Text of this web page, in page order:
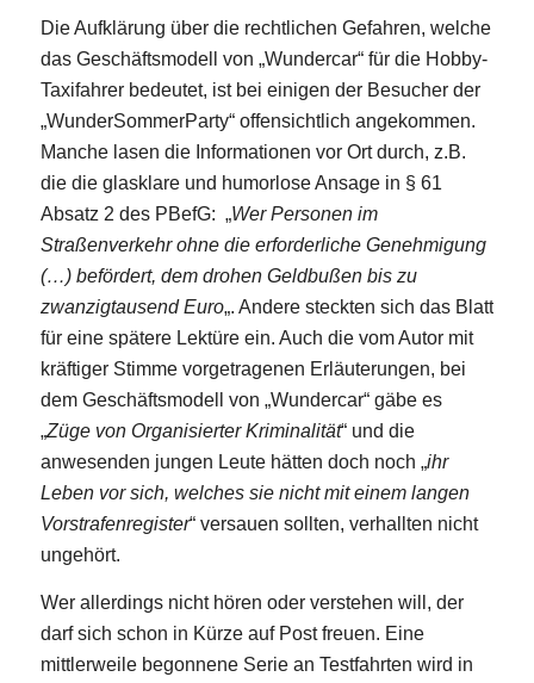
Die Aufklärung über die rechtlichen Gefahren, welche
das Geschäftsmodell von „Wundercar“ für die Hobby-
Taxifahrer bedeutet, ist bei einigen der Besucher der
„WunderSommerParty“ offensichtlich angekommen.
Manche lasen die Informationen vor Ort durch, z.B.
die die glasklare und humorlose Ansage in § 61
Absatz 2 des PBefG: „Wer Personen im
Straßenverkehr ohne die erforderliche Genehmigung
(…) befördert, dem drohen Geldbußen bis zu
zwanzigtausend Euro„. Andere steckten sich das Blatt
für eine spätere Lektüre ein. Auch die vom Autor mit
kräftiger Stimme vorgetragenen Erläuterungen, bei
dem Geschäftsmodell von „Wundercar“ gäbe es
„Züge von Organisierter Kriminalität“ und die
anwesenden jungen Leute hätten doch noch „ihr
Leben vor sich, welches sie nicht mit einem langen
Vorstrafenregister“ versauen sollten, verhallten nicht
ungehört.
Wer allerdings nicht hören oder verstehen will, der
darf sich schon in Kürze auf Post freuen. Eine
mittlerweile begonnene Serie an Testfahrten wird in